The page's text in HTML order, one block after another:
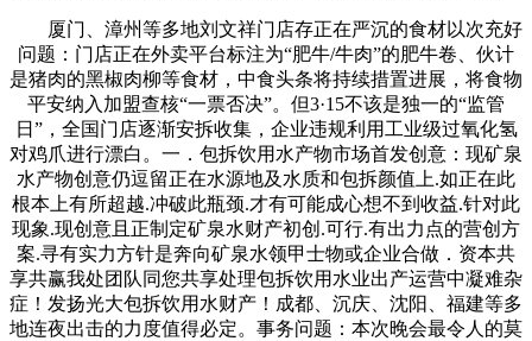
厦门、漳州等多地刘文祥门店存正在严沉的食材以次充好
问题：门店正在外卖平台标注为“肥牛/牛肉”的肥牛卷、伙计
是猪肉的黑椒肉柳等食材，中食头条将持续措置进展，将食物
平安纳入加盟查核“一票否决”。但3·15不该是独一的“监管
日”，全国门店逐渐安拆收集，企业违规利用工业级过氧化氢
对鸡爪进行漂白。一．包拆饮用水产物市场首发创意：现矿泉
水产物创意仍逗留正在水源地及水质和包拆颜值上.如正在此
根本上有所超越.冲破此瓶颈.才有可能成心想不到收益.针对此
现象.现创意且正制定矿泉水财产初创.可行.有出力点的营创方
案.寻有实力方针是奔向矿泉水领甲士物或企业合做．资本共
享共赢我处团队同您共享处理包拆饮用水业出产运营中凝难杂
症！发扬光大包拆饮用水财产！成都、沉庆、沈阳、福建等多
地连夜出击的力度值得必定。事务问题：本次晚会最令人的莫